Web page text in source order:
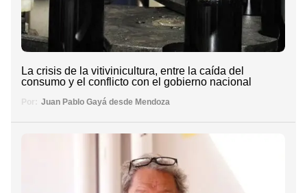
La crisis de la vitivinicultura, entre la caída del
consumo y el conflicto con el gobierno nacional
Por: Juan Pablo Gayá desde Mendoza